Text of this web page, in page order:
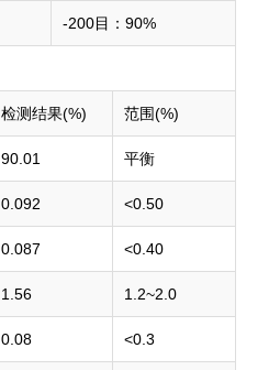
-200目：90%
检测结果(%) 范围(%)
90.01 平衡
0.092 <0.50
0.087 <0.40
1.56 1.2~2.0
0.08 <0.3